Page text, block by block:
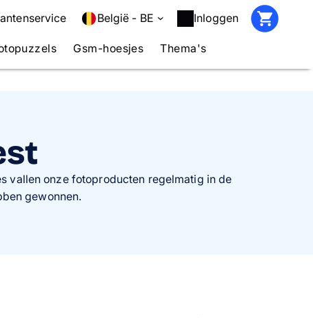
België - BE Inloggen
Gsm-hoesjes Thema's
vallen onze fotoproducten regelmatig in de
gewonnen.